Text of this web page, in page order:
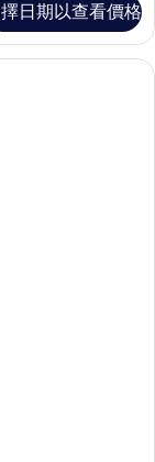
日期以查看價格